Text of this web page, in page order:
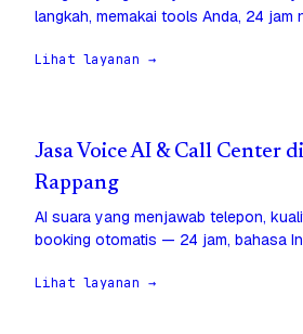
langkah, memakai tools Anda, 24 jam
Lihat layanan →
Jasa Voice AI & Call Center
Rappang
AI suara yang menjawab telepon,
booking otomatis — 24 jam, bahasa
Lihat layanan →